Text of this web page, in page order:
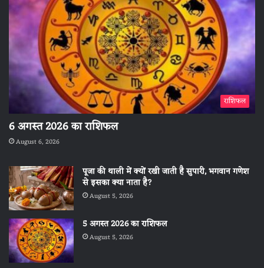
राशिफल
6 अगस्त 2026 का राशिफल
August 6, 2026
पूजा की थाली में क्यों रखी जाती है सुपारी, भगवान गणेश
से इसका क्या नाता है?
August 5, 2026
5 अगस्त 2026 का राशिफल
August 5, 2026